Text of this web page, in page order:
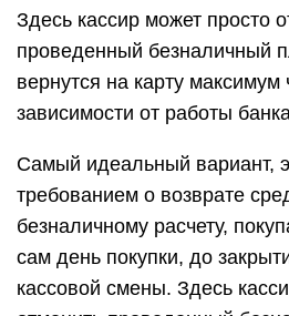
Здесь кассир может просто
проведенный безналичный
вернутся на карту максимум
зависимости от работы
Самый идеальный вариант,
требованием о возврате
безналичному расчету,
сам день покупки, до
кассовой смены. Здесь